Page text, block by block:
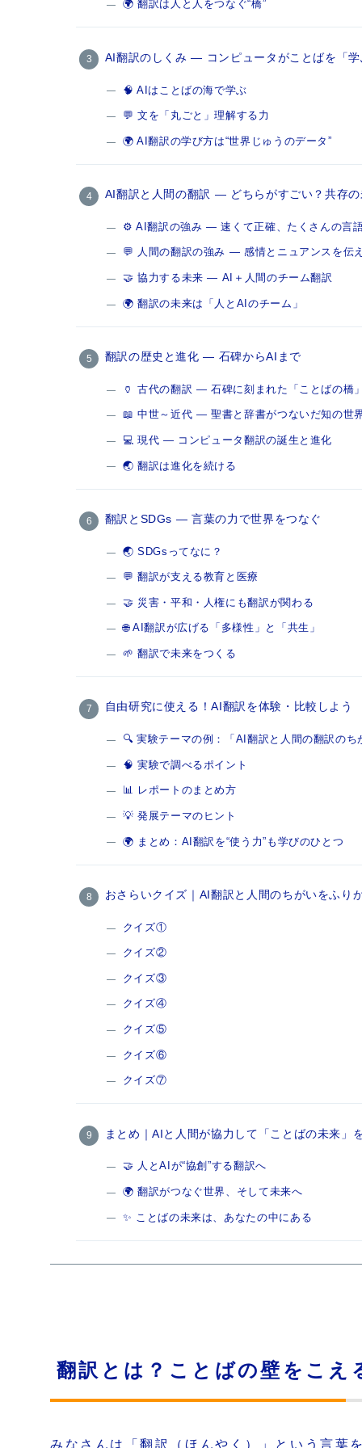
🌍 翻訳は人と人をつなぐ“橋”
AI翻訳のしくみ ― コンピュータがことばを「学
🧠 AIはことばの海で学ぶ
💬 文を「丸ごと」理解する力
🌍 AI翻訳の学び方は“世界じゅうのデータ”
AI翻訳と人間の翻訳 ― どちらがすごい？共存の
⚙️ AI翻訳の強み ― 速くて正確、たくさんの言
💬 人間の翻訳の強み ― 感情とニュアンスを伝
🤝 協力する未来 ― AI＋人間のチーム翻訳
🌍 翻訳の未来は「人とAIのチーム」
翻訳の歴史と進化 ― 石碑からAIまで
🏺 古代の翻訳 ― 石碑に刻まれた「ことばの橋」
📖 中世～近代 ― 聖書と辞書がつないだ知の世
💻 現代 ― コンピュータ翻訳の誕生と進化
🌏 翻訳は進化を続ける
翻訳とSDGs ― 言葉の力で世界をつなぐ
🌏 SDGsってなに？
💬 翻訳が支える教育と医療
🤝 災害・平和・人権にも翻訳が関わる
🌐 AI翻訳が広げる「多様性」と「共生」
🌱 翻訳で未来をつくる
自由研究に使える！AI翻訳を体験・比較しよう
🔍 実験テーマの例：「AI翻訳と人間の翻訳のち
🧠 実験で調べるポイント
📊 レポートのまとめ方
💡 発展テーマのヒント
🌍 まとめ：AI翻訳を“使う力”も学びのひとつ
おさらいクイズ｜AI翻訳と人間のちがいをふり
クイズ①
クイズ②
クイズ③
クイズ④
クイズ⑤
クイズ⑥
クイズ⑦
まとめ｜AIと人間が協力して「ことばの未来」
🤝 人とAIが“協創”する翻訳へ
🌍 翻訳がつなぐ世界、そして未来へ
✨ ことばの未来は、あなたの中にある
翻訳とは？ことばの壁をこえ
みなさんは「翻訳（ほんやく）」という言葉